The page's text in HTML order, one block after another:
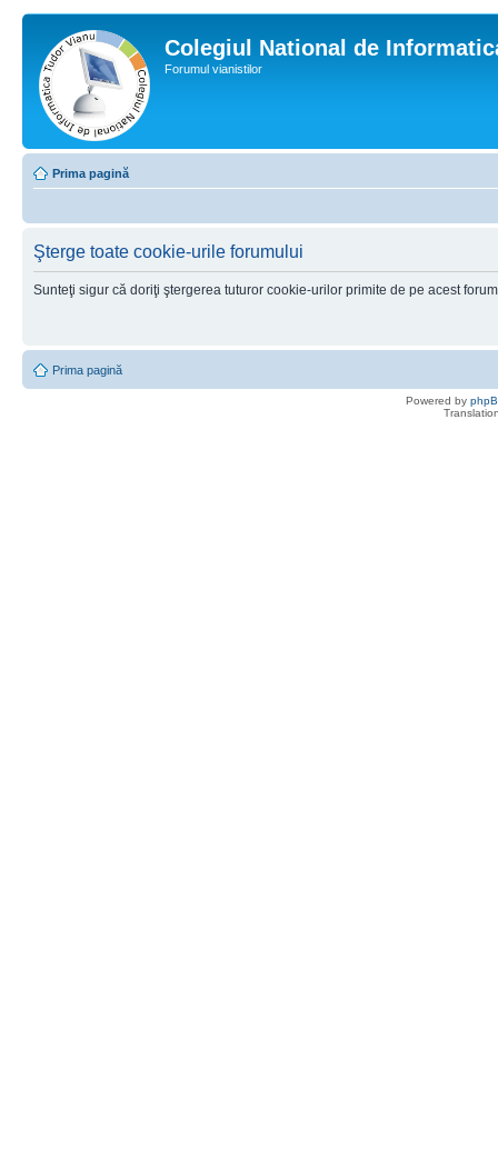
Colegiul National de
Forumul vianistilor
Prima pagină
Şterge toate cookie-urile forumului
Sunteţi sigur că doriţi ştergerea tuturor cookie-urilor primite de pe acest
Prima pagină
Powered by